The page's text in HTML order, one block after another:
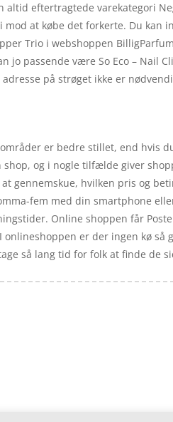
eftertragtede varekategori
at købe det forkerte. Du kan
Trio i webshoppen
passende være So Eco – Nail
på strøget ikke er
er bedre stillet, end hvis
og i nogle tilfælde giver
gennemskue, hvilken pris og
fem med din smartphone
Online shoppen får
er der ingen kø så
så lang tid for folk at finde de